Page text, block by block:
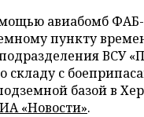
авиабомб ФАБ-
пункту
ВСУ
складу с
базой в
«Новости».